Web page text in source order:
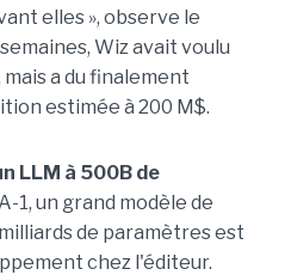
elles », observe le
Wiz avait voulu
a du finalement
estimée à 200 M$.
LLM à 500B de
1, un grand modèle de
de paramètres est
chez l'éditeur.